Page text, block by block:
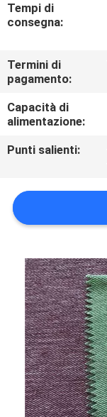
NOTIZIE
CASI
COMPANY
NEWS
MAPPA
DEL
PRIVACY
POLICY
Tempi di
consegna:
Termini di
pagamento:
Capacità di
alimentazione:
Punti salienti: